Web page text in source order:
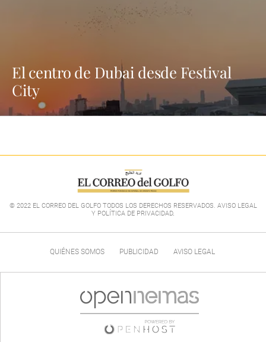
El centro de Dubai desde Festival
City
© 2022 EL CORREO DEL GOLFO TODOS LOS DERECHOS RESERVADOS. AVISO LEGAL
Y POLÍTICA DE PRIVACIDAD.
QUIÉNES SOMOS PUBLICIDAD AVISO LEGAL